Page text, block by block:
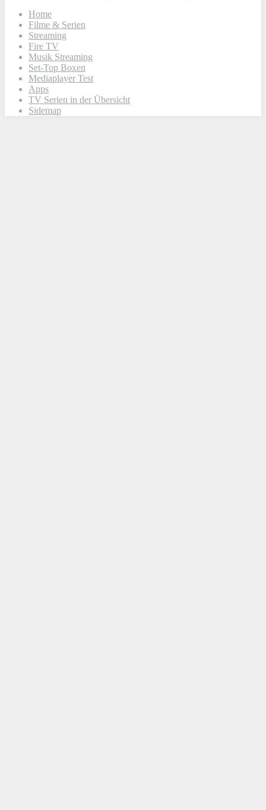
Home
Filme & Serien
Streaming
Fire TV
Musik Streaming
Set-Top Boxen
Mediaplayer Test
Apps
TV Serien in der Übersicht
Sidemap